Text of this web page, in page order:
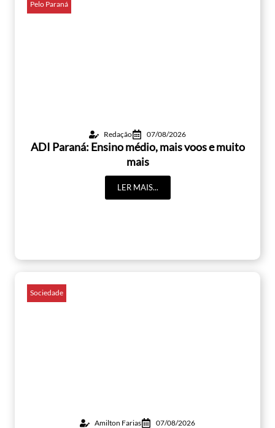
Pelo Paraná
Redação 07/08/2026
ADI Paraná: Ensino médio, mais voos e muito
mais
LER MAIS...
Sociedade
Amilton Farias 07/08/2026